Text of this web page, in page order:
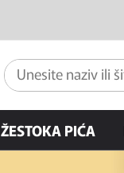
ŽESTOKA PIĆA